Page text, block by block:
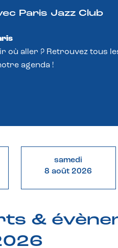
Paris Jazz Club
où aller ? Retrouvez tous
agenda !
samedi
8 août 2026
&